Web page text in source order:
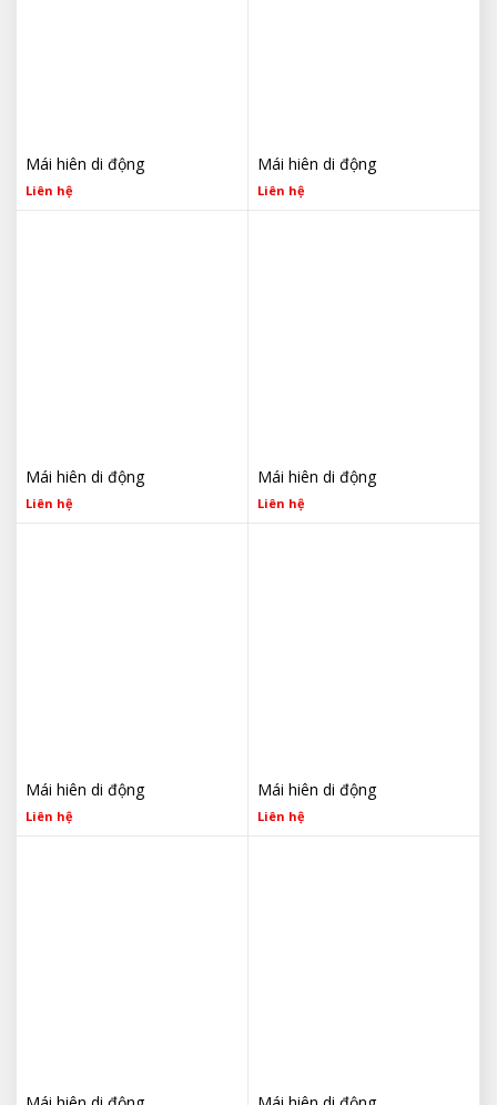
Mái hiên di động
Liên hệ
Mái hiên di động
Liên hệ
Mái hiên di động
Liên hệ
Mái hiên di động
Liên hệ
Mái hiên di động
Liên hệ
Mái hiên di động
Liên hệ